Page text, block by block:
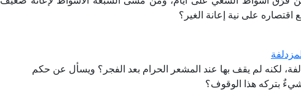
على نية إعانة الغير؟
لكنه لم يقف بها عند المشعر الحرام بعد الفجر؟ ويسأل عن حكم
بتركه هذا الوقوف؟